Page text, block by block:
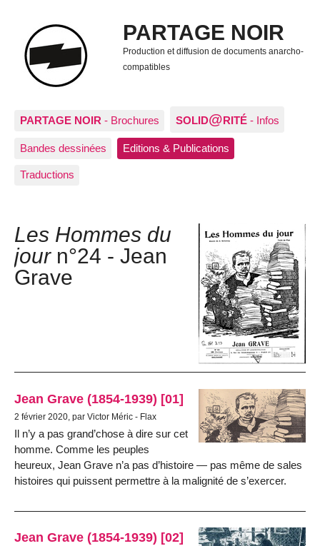
PARTAGE NOIR
Production et diffusion de documents anarcho-
compatibles
PARTAGE NOIR - Brochures SOLID@RITÉ - Infos
Bandes dessinées Editions & Publications
Traductions
Les Hommes du
journ°24 - Jean
Grave
Jean Grave (1854-1939) [01]
2 février 2020, par Victor Méric - Flax
Il n’y a pas grand’chose à dire sur cet
homme. Comme les peuples
heureux, Jean Grave n’a pas d’histoire — pas même de sales
histoires qui puissent permettre à la malignité de s’exercer.
Jean Grave (1854-1939) [02]